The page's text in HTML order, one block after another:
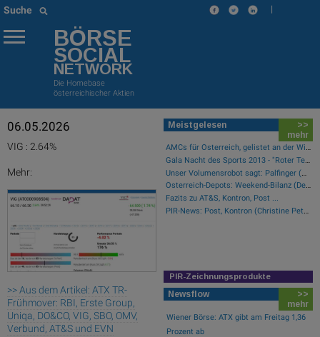
Suche |
BÖRSE
SOCIAL
NETWORK
Die Homebase
österreichischer Aktien
06.05.2026
VIG : 2.64%
Mehr:
>> Aus dem Artikel: ATX TR-
Frühmover: RBI, Erste Group,
Uniqa, DO&CO, VIG, SBO, OMV,
Verbund, AT&S und EVN
Meistgelesen
>>
mehr
AMCs für Österreich, gelistet an der Wiener Börse
Gala Nacht des Sports 2013 - "Roter Teppich"
Unser Volumensrobot sagt: Palfinger (#gabb Radar)
Österreich-Depots: Weekend-Bilanz (Depot Kommentar)
Fazits zu AT&S, Kontron, Post ...
PIR-News: Post, Kontron (Christine Petzwinkler)
PIR-Zeichnungsprodukte
Newsflow
>>
mehr
Wiener Börse: ATX gibt am Freitag 1,36
Prozent ab